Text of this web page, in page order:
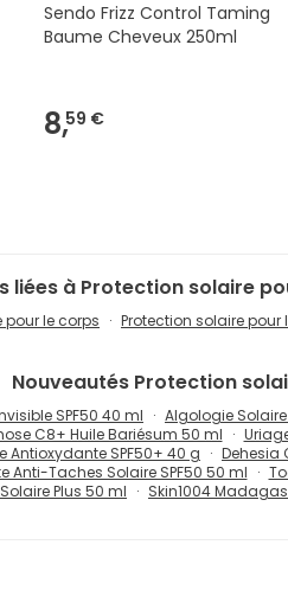
Sendo Frizz Control Taming
Baume Cheveux 250ml
8,59 €
liées à Protection solaire
pour le corps Protection solaire pour
Nouveautés Protection
SPF50 40 ml
Algologie
C8+ Huile Bariésum 50 ml
SPF50+ 40 g
Dehesia
Anti-Taches Solaire SPF50 50 ml
Plus 50 ml
Skin1004